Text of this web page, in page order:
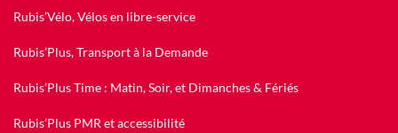
Rubis’Vélo, Vélos en libre-service
Rubis’Plus, Transport à la Demande
Rubis’Plus Time : Matin, Soir, et Dimanches & Fériés
Rubis’Plus PMR et accessibilité